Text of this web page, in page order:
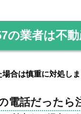
の業者は不動
合は慎重に対処しま
電話だったら